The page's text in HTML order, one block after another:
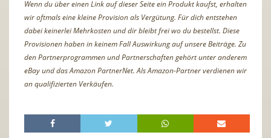
Wenn du über einen Link auf dieser Seite ein Produkt kaufst, erhalten
wir oftmals eine kleine Provision als Vergütung. Für dich entstehen
dabei keinerlei Mehrkosten und dir bleibt frei wo du bestellst. Diese
Provisionen haben in keinem Fall Auswirkung auf unsere Beiträge. Zu
den Partnerprogrammen und Partnerschaften gehört unter anderem
eBay und das Amazon PartnerNet. Als Amazon-Partner verdienen wir
an qualifizierten Verkäufen.